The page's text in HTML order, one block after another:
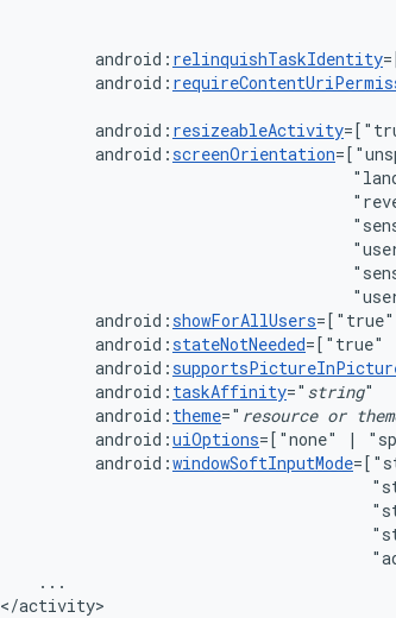
android: relinquishTaskIdentity
android:
android: resizeableActivity
android:screenOrientation
android:showForAllUsers=["true"
android:stateNotNeeded=["true"
android:
android: taskAffinity=" string
android: theme=" resource or
android:uiOptions=["none" |
android:windowSoftInputMode
...
</activity>